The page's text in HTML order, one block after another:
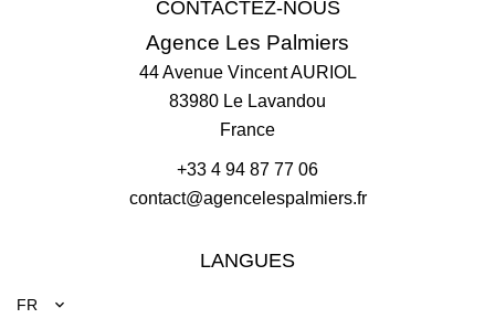
CONTACTEZ-NOUS
Agence Les Palmiers
44 Avenue Vincent AURIOL
83980 Le Lavandou
France
+33 4 94 87 77 06
contact@agencelespalmiers.fr
LANGUES
FR